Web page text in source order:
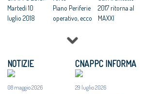
Enel per la
formazione
Martedì 10
luglio 2018
2018
VIII Congresso
CNAPPC 2018.
Domenica 8
Piano Periferie
operativo, ecco
finanziati
«Proposte da
condividere:
2017 ritorna al
MAXXI
'Internazionali
zzazione e
culturale'
NOTIZIE
08 maggio 2026
CNAPPC INFORMA
29 luglio 2026